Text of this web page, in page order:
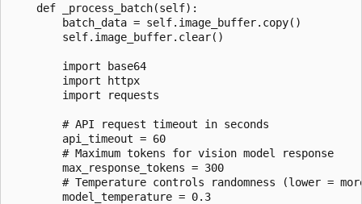
    def _process_batch(self):
        batch_data = self.image_buffer.copy()
        self.image_buffer.clear()
        import base64
        import httpx
        import requests
        # API request timeout in seconds
        api_timeout = 60
        # Maximum tokens for vision model response
        max_response_tokens = 300
# Temperature controls randomness (lower =
        model_temperature = 0.3